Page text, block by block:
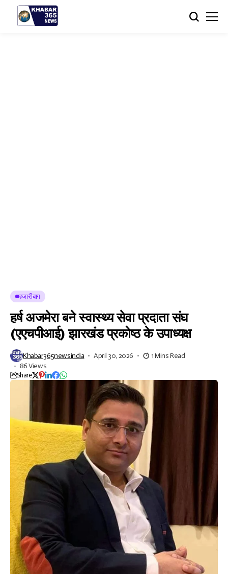
हजारीबाग
हर्ष अजमेरा बने स्वास्थ्य सेवा प्रदाता संघ
(एएचपीआई) झारखंड प्रकोष्ठ के उपाध्यक्ष
Khabar365newsindia April 30, 2026
1 Mins Read
86 Views
Share